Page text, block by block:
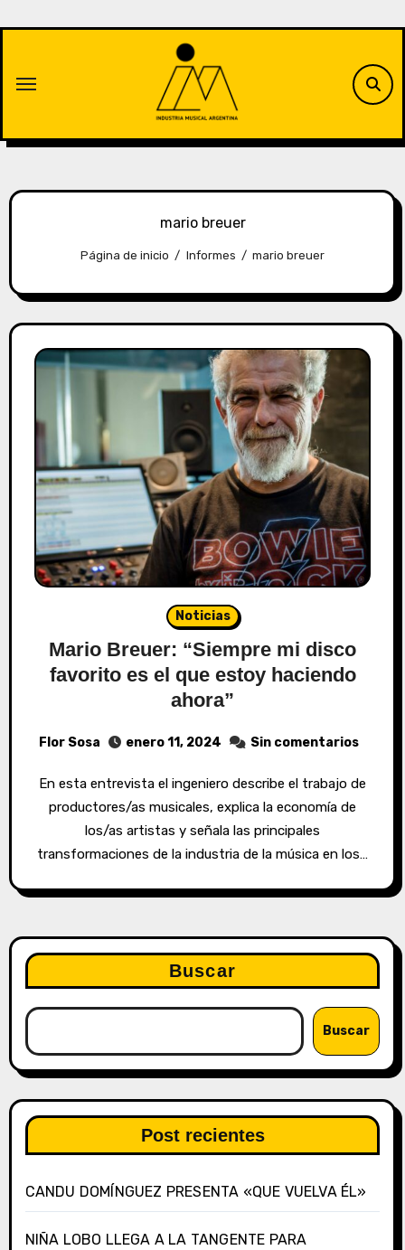
mario breuer
Página de inicio Informes mario breuer
Noticias
Mario Breuer: “Siempre mi disco
favorito es el que estoy haciendo
ahora”
Flor Sosa enero 11, 2024 Sin comentarios
En esta entrevista el ingeniero describe el trabajo de
productores/as musicales, explica la economía de
los/as artistas y señala las principales
transformaciones de la industria de la música en los…
Buscar
Buscar
Post recientes
CANDU DOMÍNGUEZ PRESENTA «QUE VUELVA ÉL»
NIÑA LOBO LLEGA A LA TANGENTE PARA